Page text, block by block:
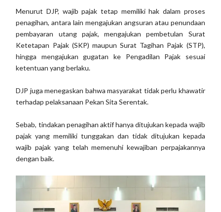
Menurut DJP, wajib pajak tetap memiliki hak dalam proses
penagihan, antara lain mengajukan angsuran atau penundaan
pembayaran utang pajak, mengajukan pembetulan Surat
Ketetapan Pajak (SKP) maupun Surat Tagihan Pajak (STP),
hingga mengajukan gugatan ke Pengadilan Pajak sesuai
ketentuan yang berlaku.
DJP juga menegaskan bahwa masyarakat tidak perlu khawatir
terhadap pelaksanaan Pekan Sita Serentak.
Sebab, tindakan penagihan aktif hanya ditujukan kepada wajib
pajak yang memiliki tunggakan dan tidak ditujukan kepada
wajib pajak yang telah memenuhi kewajiban perpajakannya
dengan baik.